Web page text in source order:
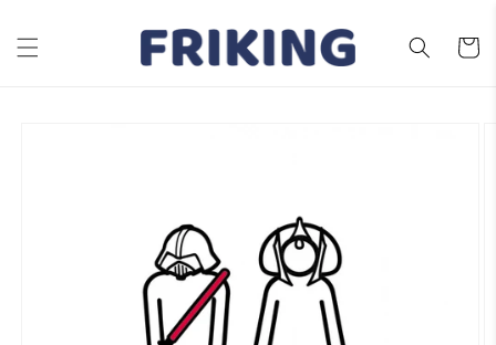
al contenido
Carrito